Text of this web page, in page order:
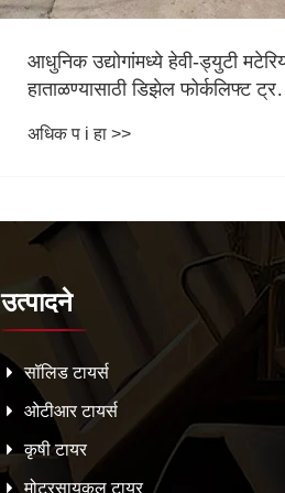
मोटरसायकल टायरच्या ट्रेड पॅटर्नमध्ये
काय फरक आहेत?
अधिक प i हा >>
उत्पादने
सॉलिड टायर्स
ओटीआर टायर्स
कृषी टायर
मोटरसायकल टायर